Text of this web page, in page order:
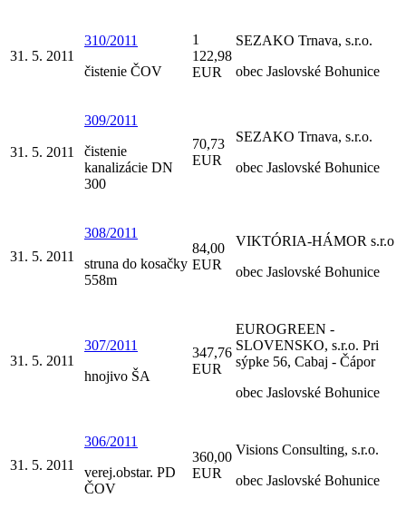
31. 5. 2011
310/2011
čistenie ČOV
1
122,98
EUR
SEZAKO Trnava, s.r.o.
obec Jaslovské Bohunice
31. 5. 2011
309/2011
čistenie
kanalizácie DN
300
70,73
EUR
SEZAKO Trnava, s.r.o.
obec Jaslovské Bohunice
31. 5. 2011
308/2011
struna do kosačky
558m
84,00
EUR
VIKTÓRIA-HÁMOR s.r.o
obec Jaslovské Bohunice
31. 5. 2011
307/2011
hnojivo ŠA
347,76
EUR
EUROGREEN -
SLOVENSKO, s.r.o. Pri
sýpke 56, Cabaj - Čápor
obec Jaslovské Bohunice
31. 5. 2011
306/2011
verej.obstar. PD
ČOV
360,00
EUR
Visions Consulting, s.r.o.
obec Jaslovské Bohunice